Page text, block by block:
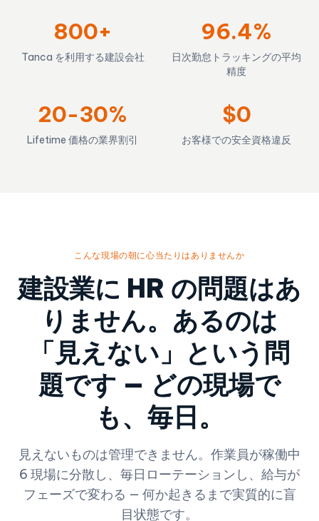
800+
Tanca を利用する建設会社
96.4%
日次勤怠トラッキングの平均
精度
20-30%
Lifetime 価格の業界割引
$0
お客様での安全資格違反
こんな現場の朝に心当たりはありませんか
建設業に HR の問題はあ
りません。あるのは
「見えない」という問
題です — どの現場で
も、毎日。
見えないものは管理できません。作業員が稼働中
6 現場に分散し、毎日ローテーションし、給与が
フェーズで変わる — 何か起きるまで実質的に盲
目状態です。